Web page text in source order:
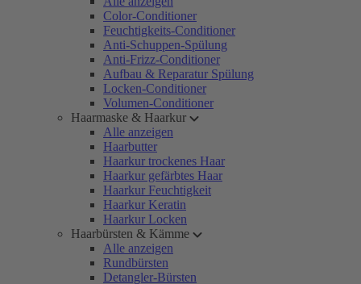
Color-Conditioner
Feuchtigkeits-Conditioner
Anti-Schuppen-Spülung
Anti-Frizz-Conditioner
Aufbau & Reparatur Spülung
Locken-Conditioner
Volumen-Conditioner
Haarmaske & Haarkur
Alle anzeigen
Haarbutter
Haarkur trockenes Haar
Haarkur gefärbtes Haar
Haarkur Feuchtigkeit
Haarkur Keratin
Haarkur Locken
Haarbürsten & Kämme
Alle anzeigen
Rundbürsten
Detangler-Bürsten